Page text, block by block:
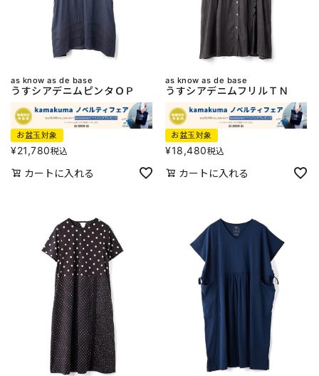
as know as de base
うすシアデニムピンタＯＰ
お盆玉対象
¥21,780税込
カートに入れる
as know as de base
うすシアデニムフリルＴＮ
お盆玉対象
¥18,480税込
カートに入れる